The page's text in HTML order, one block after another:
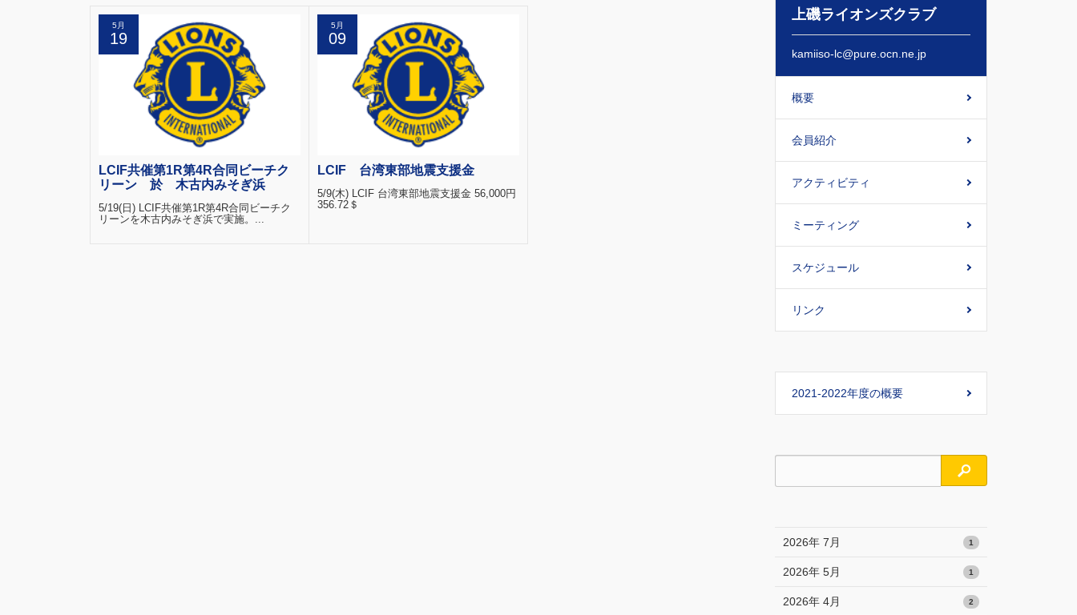
5月
19
LCIF共催第1R第4R合同ビーチク
リーン 於 木古内みそぎ浜
5/19(日) LCIF共催第1R第4R合同ビーチク
リーンを木古内みそぎ浜で実施。...
5月
09
LCIF 台湾東部地震支援金
5/9(木) LCIF 台湾東部地震支援金 56,000円
356.72＄
上磯ライオンズクラブ
kamiiso-lc@pure.ocn.ne.jp
概要
会員紹介
アクティビティ
ミーティング
スケジュール
リンク
2021-2022年度の概要
検索
2026年 7月 1
2026年 5月 1
2026年 4月 2